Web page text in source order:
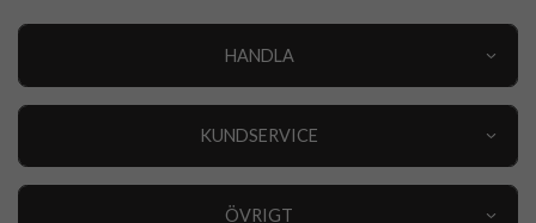
HANDLA
KUNDSERVICE
ÖVRIGT